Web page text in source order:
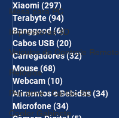
Mesa para PC
Impressoras 3D
Veículos de Controle Remoto
Relógios
Pen drive / Cartão SD
Cooler Gabinete
Xiaomi (297)
Terabyte(94)
Banggood(6)6 posts
Cabos USB(20)
Carregadores(32)32 posts
Mouse(68)
Webcam(10)
Alimentos e Bebidas(34)
Microfone(34)